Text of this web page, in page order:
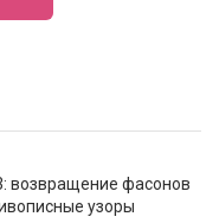
возвращение фасонов
узоры